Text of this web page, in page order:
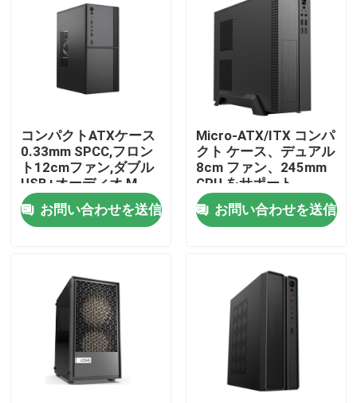
製品
わたしたち に つい て
コンパクトATXケース
0.33mm SPCC,フロン
ト12cmファン,ダブル
USB+オーディオ,M-
ATXサポート,
260*160*350mm
お問い合わせを送信
Micro-ATX/ITX コンパ
クト ケース、デュアル
8cm ファン、245mm
GPU をサポート
お問い合わせを送信